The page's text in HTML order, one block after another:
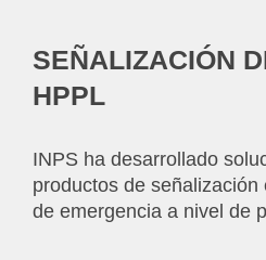
SEÑALIZACIÓN
HPPL
INPS ha desarrollado
productos de
de emergencia a nivel de